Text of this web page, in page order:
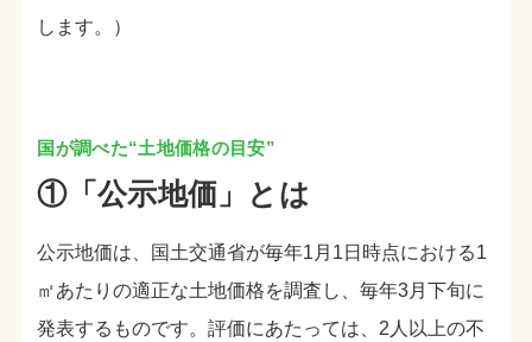
します。）
①「公示地価」とは
公示地価は、国土交通省が毎年1月1日時点における1
㎡あたりの適正な土地価格を調査し、毎年3月下旬に
発表するものです。評価にあたっては、2人以上の不